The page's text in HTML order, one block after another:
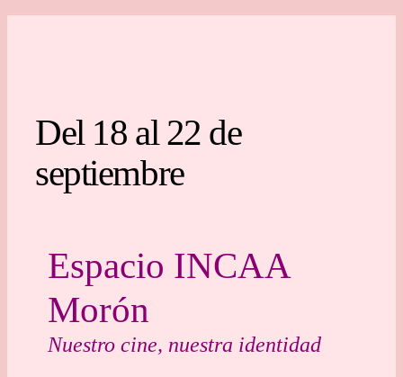
Del 18 al 22 de
septiembre
Espacio INCAA
Morón
Nuestro cine, nuestra identidad